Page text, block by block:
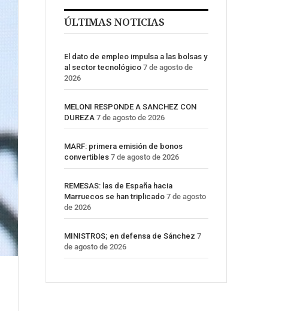
ÚLTIMAS NOTICIAS
El dato de empleo impulsa a las bolsas y
al sector tecnológico 7 de agosto de
2026
MELONI RESPONDE A SANCHEZ CON
DUREZA 7 de agosto de 2026
MARF: primera emisión de bonos
convertibles 7 de agosto de 2026
REMESAS: las de España hacia
Marruecos se han triplicado 7 de agosto
de 2026
MINISTROS; en defensa de Sánchez 7
de agosto de 2026